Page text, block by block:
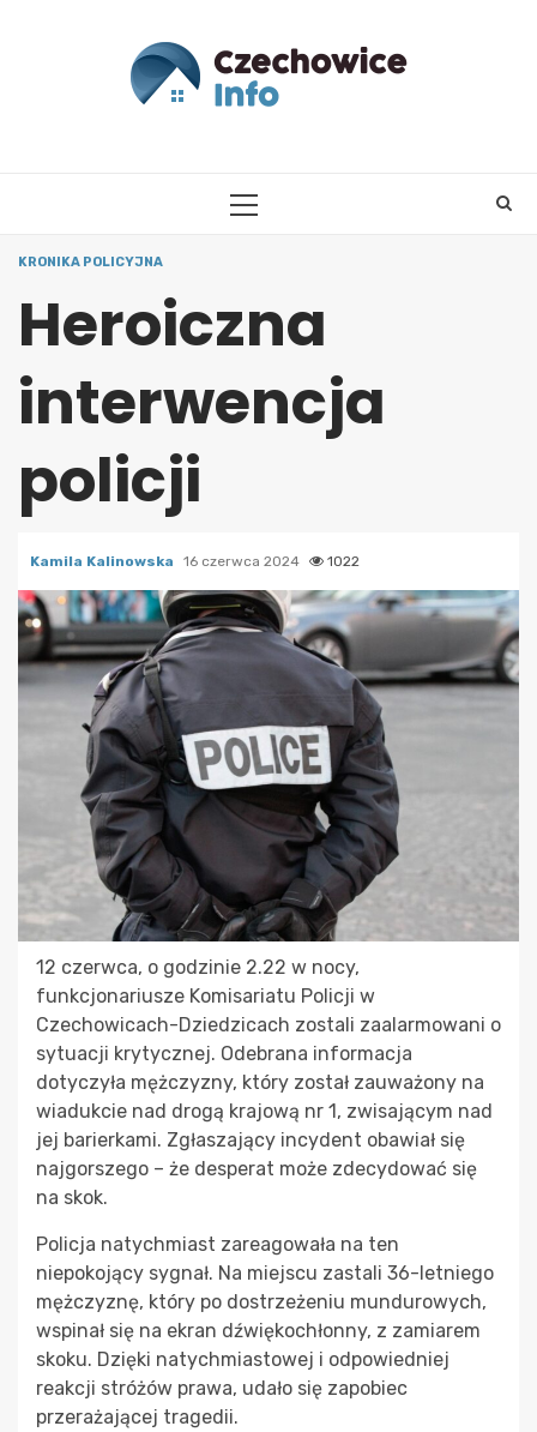
PRIMARY
KRONIKA POLICYJNA
Heroiczna
interwencja
policji
Kamila Kalinowska 16 czerwca 2024 1022
12 czerwca, o godzinie 2.22 w nocy,
funkcjonariusze Komisariatu Policji w
Czechowicach-Dziedzicach zostali zaalarmowani o
sytuacji krytycznej. Odebrana informacja
dotyczyła mężczyzny, który został zauważony na
wiadukcie nad drogą krajową nr 1, zwisającym nad
jej barierkami. Zgłaszający incydent obawiał się
najgorszego – że desperat może zdecydować się
na skok.
Policja natychmiast zareagowała na ten
niepokojący sygnał. Na miejscu zastali 36-letniego
mężczyznę, który po dostrzeżeniu mundurowych,
wspinał się na ekran dźwiękochłonny, z zamiarem
skoku. Dzięki natychmiastowej i odpowiedniej
reakcji stróżów prawa, udało się zapobiec
przerażającej tragedii.